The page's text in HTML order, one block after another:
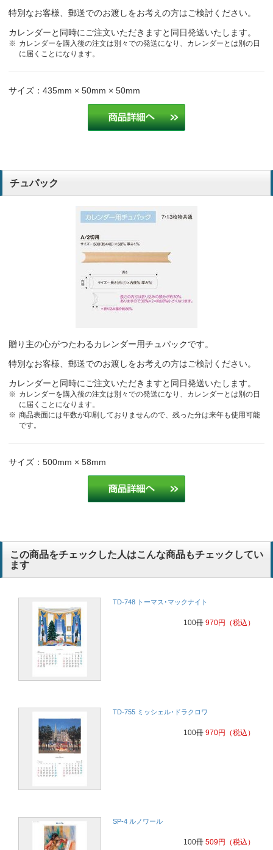
ラッセンの絵が好きだから 建設業
毎年これと決めているため。
デザインが良かったのと大きさがベストの大きさだったこと
毎年同じラッセンのカレンダーをお客様にお届けしていますが、非常
毎年注文いただいている商品なので。
今回で3年目の利用になりますが、年齢層も幅広く評判が良いのと・
価格も他社と比べ安いので利用させていただいております。
建設業
品質とデザインが気に入りました 印刷業
した。
ラッセンのカレンダーは以前からお客様に配布しており、評判も良か
ったのですが、なぜか取引先業者のラインナップから外れてしまい？
個人的に探していていました。御社のホームページを拝見し見積り依
頼をしたところ、価格も安かったのでお願いすることにしました。
保険代理業
デザインが気に入っている
私がラッセンが好きだから。 コンサルタント
特別なお客様、郵送でのお渡しをお考えの方はご検討ください。
カレンダーと同時にご注文いただきますと同日発送いたします。
カレンダーを購入後の注文は別々での発送になり、カレンダーとは別の日
に届くことになります。
サイズ：435mm × 50mm × 50mm
チュパック
贈り主の心がつたわるカレンダー用チュパックです。
特別なお客様、郵送でのお渡しをお考えの方はご検討ください。
カレンダーと同時にご注文いただきますと同日発送いたします。
カレンダーを購入後の注文は別々での発送になり、カレンダーとは別の日
に届くことになります。
商品表面には年数が印刷しておりませんので、残った分は来年も使用可能
です。
サイズ：500mm × 58mm
この商品をチェックした人はこんな商品もチェックしてい
ます
TD-748 トーマス･マックナイト
100冊 970円 （税込）
TD-755 ミッシェル･ドラクロワ
100冊 970円 （税込）
SP-4 ルノワール
100冊 509円 （税込）